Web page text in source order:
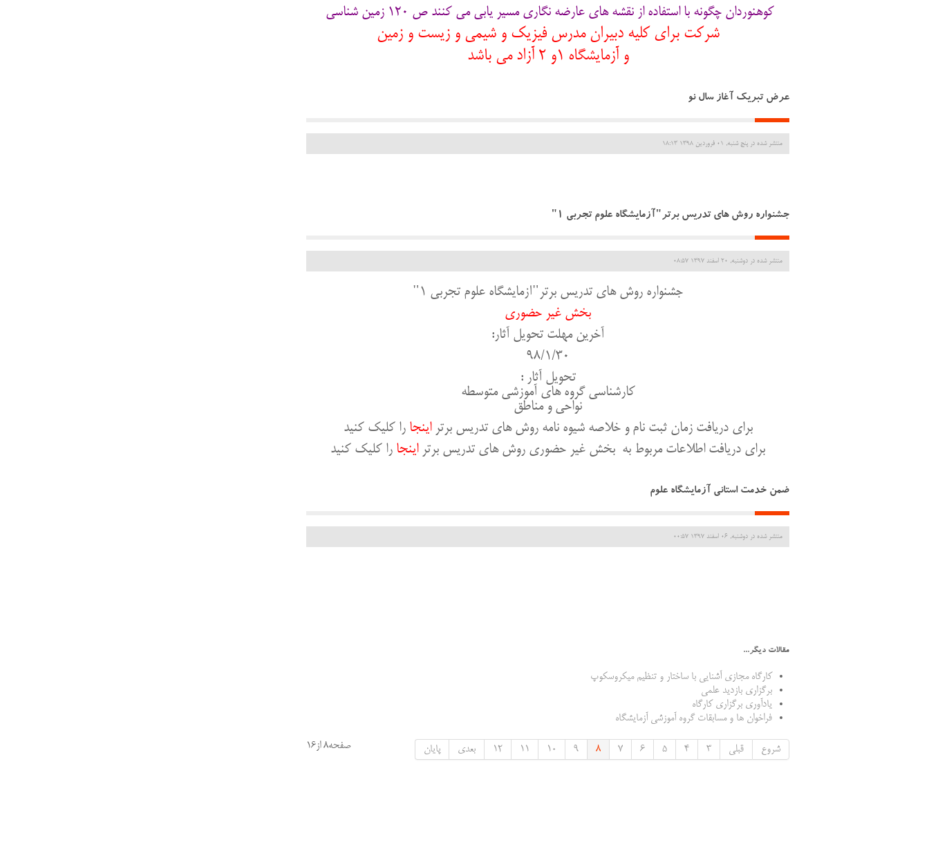
کوهنوردان چگونه با استفاده از نقشه های عارضه نگاری مسیر یابی می کنند ص 120 زمین شناسی
شرکت برای کلیه دبیران مدرس فیزیک و شیمی و زیست و زمین
و آزمایشگاه 1و 2 آزاد می باشد
عرض تبریک آغاز سال نو
منتشر شده در پنج شنبه, 01 فروردين 1398 18:13
جشنواره روش های تدریس برتر"آزمایشگاه علوم تجربی 1"
منتشر شده در دوشنبه, 20 اسفند 1397 08:57
جشنواره روش های تدریس برتر"آزمایشگاه علوم تجربی 1"
بخش غیر حضوری
آخرین مهلت تحویل آثار:
98/1/30
تحویل آثار :
کارشناسی گروه هاي آموزشی متوسطه
نواحی و مناطق
برای دریافت زمان ثبت نام و خلاصه شیوه نامه روش های تدریس برتر اینجارا کلیک کنید
برای دریافت اطلاعات مربوط به بخش غیر حضوری روش های تدریس برتر اینجا را کلیک کنید
ضمن خدمت استانی آزمایشگاه علوم
منتشر شده در دوشنبه, 06 اسفند 1397 00:57
مقالات دیگر...
کارگاه مجازی آشنایی با ساختار و تنظیم میکروسکوپ
برگزاری بازدید علمی
یادآوری برگزاری کارگاه
فراخوان ها و مسابقات گروه آموزشی آزمایشگاه
صفحه8 از16 شروع قبلی 3
4
5
6
7
8
9
10
11
12 بعدی پایان